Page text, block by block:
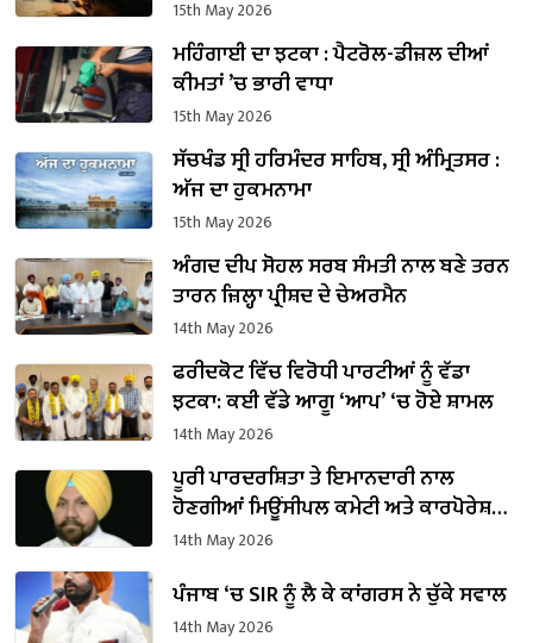
15th May 2026
ਮਹਿੰਗਾਈ ਦਾ ਝਟਕਾ : ਪੈਟਰੋਲ-ਡੀਜ਼ਲ ਦੀਆਂ
ਕੀਮਤਾਂ ’ਚ ਭਾਰੀ ਵਾਧਾ
15th May 2026
ਸੱਚਖੰਡ ਸ੍ਰੀ ਹਰਿਮੰਦਰ ਸਾਹਿਬ, ਸ੍ਰੀ ਅੰਮ੍ਰਿਤਸਰ :
ਅੱਜ ਦਾ ਹੁਕਮਨਾਮਾ
15th May 2026
ਅੰਗਦ ਦੀਪ ਸੋਹਲ ਸਰਬ ਸੰਮਤੀ ਨਾਲ ਬਣੇ ਤਰਨ
ਤਾਰਨ ਜ਼ਿਲ੍ਹਾ ਪ੍ਰੀਸ਼ਦ ਦੇ ਚੇਅਰਮੈਨ
14th May 2026
ਫਰੀਦਕੋਟ ਵਿੱਚ ਵਿਰੋਧੀ ਪਾਰਟੀਆਂ ਨੂੰ ਵੱਡਾ
ਝਟਕਾ: ਕਈ ਵੱਡੇ ਆਗੂ ‘ਆਪ’ ‘ਚ ਹੋਏ ਸ਼ਾਮਲ
14th May 2026
ਪੂਰੀ ਪਾਰਦਰਸ਼ਿਤਾ ਤੇ ਇਮਾਨਦਾਰੀ ਨਾਲ
ਹੋਣਗੀਆਂ ਮਿਊਂਸੀਪਲ ਕਮੇਟੀ ਅਤੇ ਕਾਰਪੋਰੇਸ਼ਨ
ਚੋਣਾਂ : ਹਰਚੰਦ ਸਿੰਘ ਬਰਸਟ
14th May 2026
ਪੰਜਾਬ ‘ਚ SIR ਨੂੰ ਲੈ ਕੇ ਕਾਂਗਰਸ ਨੇ ਚੁੱਕੇ ਸਵਾਲ
14th May 2026